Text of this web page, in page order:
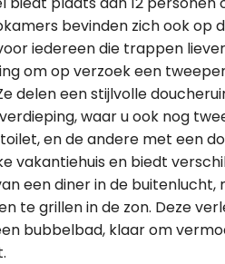
bevinden zich ook op
iedereen die trappen
om op verzoek een
delen een stijlvolle
waar u ook nog
en de andere met een
vakantiehuis en biedt
een diner in de buitenlucht,
te grillen in de zon. Deze
bubbelbad, klaar om